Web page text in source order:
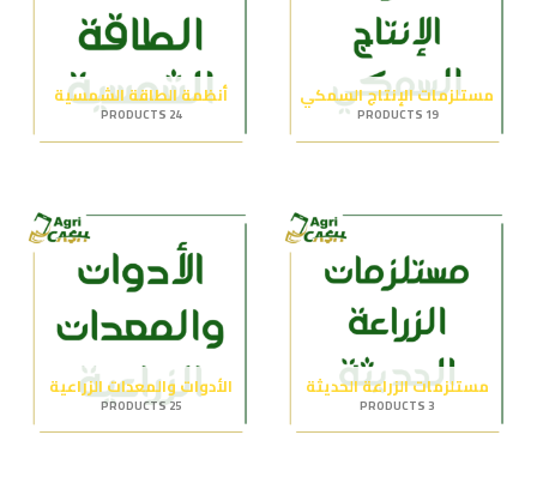
مستلزمات الإنتاج السمكي
19 PRODUCTS
أنظمة الطاقة الشمسية
24 PRODUCTS
مستلزمات الزراعة الحديثة
3 PRODUCTS
الأدوات والمعدات الزراعية
25 PRODUCTS